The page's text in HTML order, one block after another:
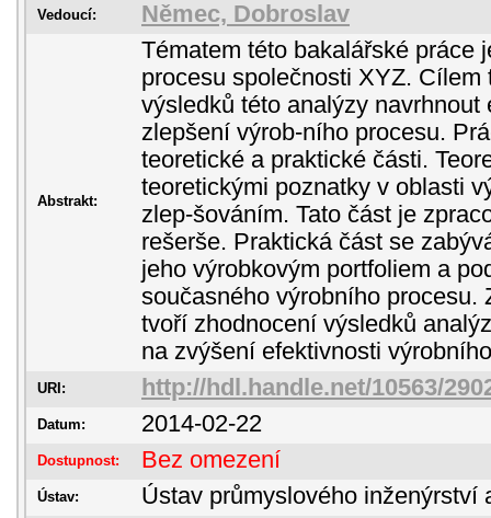
Vedoucí: Němec, Dobroslav
Abstrakt:
Tématem této bakalářské práce
procesu společnosti XYZ. Cílem
výsledků této analýzy navrhnout
zlepšení výrob-ního procesu.
teoretické a praktické části.
teoretickými poznatky v oblasti
zlep-šováním. Tato část je
rešerše. Praktická část se
jeho výrobkovým portfoliem a
současného výrobního procesu.
tvoří zhodnocení výsledků
na zvýšení efektivnosti
URI: http://hdl.handle.net/10563/
Datum: 2014-02-22
Dostupnost: Bez omezení
Ústav: Ústav průmyslového inženýrství